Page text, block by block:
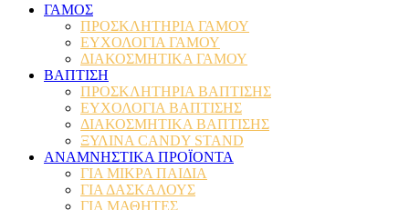
ΓΑΜΟΣ
ΠΡΟΣΚΛΗΤΗΡΙΑ ΓΑΜΟΥ
ΕΥΧΟΛΟΓΙΑ ΓΑΜΟΥ
ΔΙΑΚΟΣΜΗΤΙΚΑ ΓΑΜΟΥ
ΒΑΠΤΙΣΗ
ΠΡΟΣΚΛΗΤΗΡΙΑ ΒΑΠΤΙΣΗΣ
ΕΥΧΟΛΟΓΙΑ ΒΑΠΤΙΣΗΣ
ΔΙΑΚΟΣΜΗΤΙΚΑ ΒΑΠΤΙΣΗΣ
ΞΥΛΙΝΑ CANDY STAND
ΑΝΑΜΝΗΣΤΙΚΑ ΠΡΟΪΟΝΤΑ
ΓΙΑ ΜΙΚΡΑ ΠΑΙΔΙΑ
ΓΙΑ ΔΑΣΚΑΛΟΥΣ
ΓΙΑ ΜΑΘΗΤΕΣ